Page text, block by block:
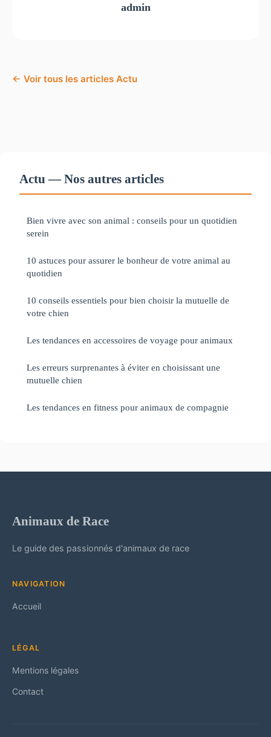
admin
← Voir tous les articles Actu
Actu — Nos autres articles
Bien vivre avec son animal : conseils pour un quotidien
serein
10 astuces pour assurer le bonheur de votre animal au
quotidien
10 conseils essentiels pour bien choisir la mutuelle de
votre chien
Les tendances en accessoires de voyage pour animaux
Les erreurs surprenantes à éviter en choisissant une
mutuelle chien
Les tendances en fitness pour animaux de compagnie
Animaux de Race
Le guide des passionnés d'animaux de race
NAVIGATION
Accueil
LÉGAL
Mentions légales
Contact